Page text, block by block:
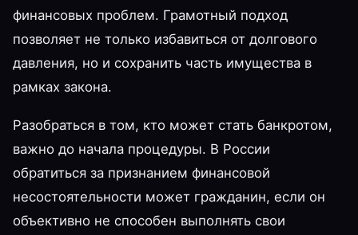
финансовых проблем. Грамотный подход
позволяет не только избавиться от долгового
давления, но и сохранить часть имущества в
рамках закона.
Разобраться в том, кто может стать банкротом,
важно до начала процедуры. В России
обратиться за признанием финансовой
несостоятельности может гражданин, если он
объективно не способен выполнять свои